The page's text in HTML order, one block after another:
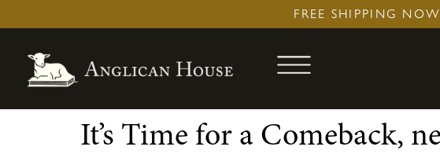
FREE SHIPPING
It’s Time for a Comeback,